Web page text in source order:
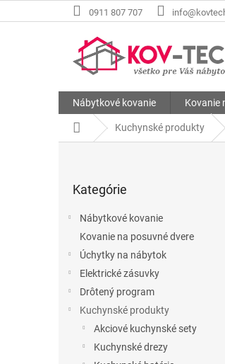
na
0911 807 707
Nábytkové kovanie Kovanie
DomovKuchynské produkty
kategórie
Kategórie
Nábytkové kovanie
Kovanie na posuvné dvere
Úchytky na nábytok
Elektrické zásuvky
Drôtený program
Kuchynské produkty
Akciové kuchynské sety
Kuchynské drezy